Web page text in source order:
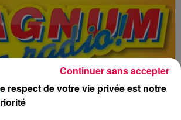
respect de votre vie privée est notre
Continuer sans accepter